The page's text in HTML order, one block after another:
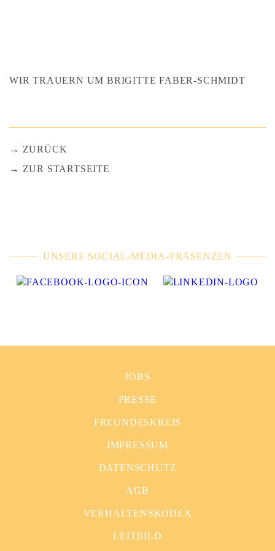
WIR TRAUERN UM BRIGITTE FABER-SCHMIDT
ZURÜCK
ZUR STARTSEITE
UNSERE SOCIAL-MEDIA-PRÄSENZEN
JOBS
PRESSE
FREUNDESKREIS
IMPRESSUM
DATENSCHUTZ
AGB
VERHALTENSKODEX
LEITBILD